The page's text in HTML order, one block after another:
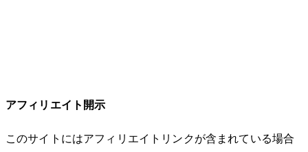
アフィリエイト開示
このサイトにはアフィリエイトリンクが含まれている場合